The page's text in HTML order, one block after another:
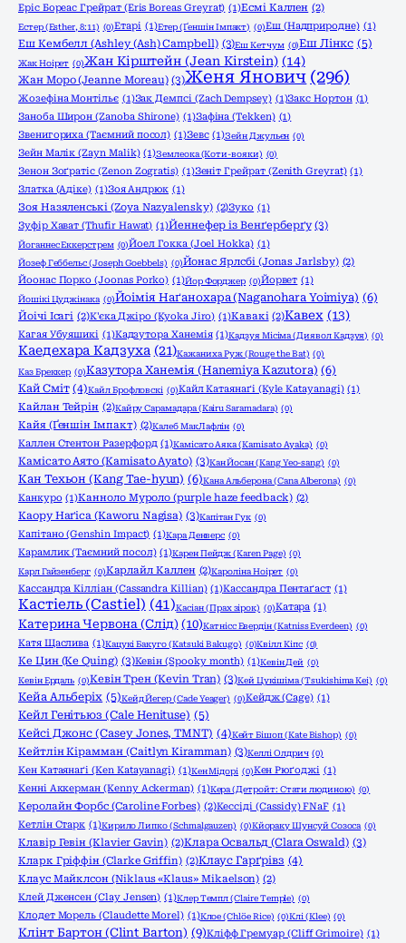
Еріс Бореас Грейрат (Eris Boreas Greyrat) (1)Есмі Каллен (2)
Естер (Esther, 8:11) (0)Етарі (1)Етер (Ґеншін Імпакт) (0)Еш (Надприродне) (1)
Еш Кембелл (Ashley (Ash) Campbell) (3)Еш Кетчум (0)Еш Лінкс (5)
Жак Ноірет (0)Жан Кірштейн (Jean Kirstein) (14)
Жан Моро (Jeanne Moreau) (3)Женя Янович (296)
Жозефіна Монтільє (1)Зак Демпсі (Zach Dempsey) (1)Закс Нортон (1)
Заноба Широн (Zanoba Shirone) (1)Зафіна (Tekken) (1)
Звенигориха (Таємний посол) (1)Зевс (1)Зейн Джульєн (0)
Зейн Малік (Zayn Malik) (1)Землеока (Коти-вояки) (0)
Зенон Зоґратіс (Zenon Zogratis) (1)Зеніт Грейрат (Zenith Greyrat) (1)
Златка (Адіке) (1)Зоя Андрюк (1)
Зоя Назяленські (Zoya Nazyalensky) (2)Зуко (1)
Зуфір Хават (Thufir Hawat) (1)Йеннефер із Венґерберґу (3)
Йоганнес Еккерстрем (0)Йоел Гокка (Joel Hokka) (1)
Йозеф Геббельс (Joseph Goebbels) (0)Йонас Ярлсбі (Jonas Jarlsby) (2)
Йоонас Порко (Joonas Porko) (1)Йор Форджер (0)Йорвет (1)
Йошікі Цуджінака (0)Йоімія Наґанохара (Naganohara Yoimiya) (6)
Йоічі Ісагі (2)К'єка Джіро (Kyoka Jiro) (1)Кавакі (2)Кавех (13)
Кагая Убуяшикі (1)Кадзутора Ханемія (1)Кадзуя Місіма (Диявол Кадзуя) (0)
Каедехара Кадзуха (21)Кажаниха Руж (Rouge the Bat) (0)
Каз Бреккер (0)Казутора Ханемія (Hanemiya Kazutora) (6)
Кай Сміт (4)Кайл Брофловскі (0)Кайл Катаянаґі (Kyle Katayanagi) (1)
Кайлан Тейрін (2)Кайру Сарамадара (Kairu Saramadara) (0)
Кайя (Ґеншін Імпакт) (2)Калеб МакЛафлін (0)
Каллен Стентон Разерфорд (1)Камісато Аяка (Kamisato Ayaka) (0)
Камісато Аято (Kamisato Ayato) (3)Кан Йосан (Kang Yeo-sang) (0)
Кан Техьон (Kang Tae-hyun) (6)Кана Альберона (Cana Alberona) (0)
Канкуро (1)Канноло Муроло (purple haze feedback) (2)
Каору Наґіса (Kaworu Nagisa) (3)Капітан Гук (0)
Капітано (Genshin Impact) (1)Кара Денверс (0)
Карамлик (Таємний посол) (1)Карен Пейдж (Karen Page) (0)
Карл Гайзенберг (0)Карлайл Каллен (2)Кароліна Ноірет (0)
Кассандра Кілліан (Cassandra Killian) (1)Кассандра Пентаґаст (1)
Кастіель (Castiel) (41)Касіан (Прах зірок) (0)Катара (1)
Катерина Червона (Слід) (10)Катнісс Евердін (Katniss Everdeen) (0)
Катя Щаслива (1)Кацукі Бакуго (Katsuki Bakugo) (0)Квілл Кіпс (0)
Ке Цин (Ke Quing) (3)Кевін (Spooky month) (1)Кевін Дей (0)
Кевін Ердаль (0)Кевін Трен (Kevin Tran) (3)Кей Цукішіма (Tsukishima Kei) (0)
Кейа Альберіх (5)Кейд Йегер (Cade Yeager) (0)Кейдж (Cage) (1)
Кейл Генітьюз (Cale Henituse) (5)
Кейсі Джонс (Casey Jones, TMNT) (4)Кейт Бішоп (Kate Bishop) (0)
Кейтлін Кірамман (Caitlyn Kiramman) (3)Келлі Олдрич (0)
Кен Катаянаґі (Ken Katayanagi) (1)Кен Мідорі (0)Кен Рюґоджі (1)
Кенні Аккерман (Kenny Ackerman) (1)Кера (Детройт: Стати людиною) (0)
Керолайн Форбс (Caroline Forbes) (2)Кессіді (Cassidy) FNaF (1)
Кетлін Старк (1)Кирило Липко (Schmalgauzen) (0)Кйораку Шунсуй Созоса (0)
Клавір Гевін (Klavier Gavin) (2)Клара Освальд (Clara Oswald) (3)
Кларк Гріффін (Clarke Griffin) (2)Клаус Гарґрівз (4)
Клаус Майклсон (Niklaus «Klaus» Mikaelson) (2)
Клей Дженсен (Clay Jensen) (1)Клер Темпл (Claire Temple) (0)
Клодет Морель (Claudette Morel) (1)Клое (Chlöe Rice) (0)Клі (Klee) (0)
Клінт Бартон (Clint Barton) (9)Кліфф Гремуар (Cliff Grimoire) (1)